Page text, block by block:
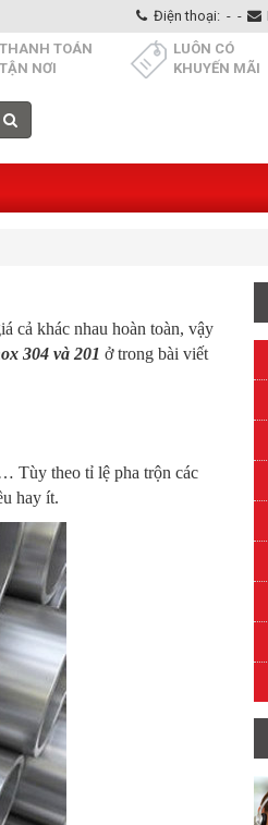
Điện thoại: - -
THANH TOÁN
TẬN NƠI
LUÔN CÓ
KHUYẾN MÃI
cả khác nhau hoàn toàn, vậy
304 và 201 ở trong bài viết
Tùy theo tỉ lệ pha trộn các
hay ít.